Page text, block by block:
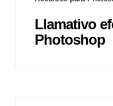
Llamativo
Photoshop